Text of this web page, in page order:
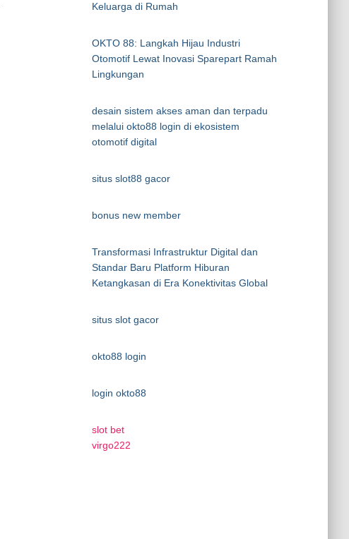
Keluarga di Rumah
OKTO 88: Langkah Hijau Industri
Otomotif Lewat Inovasi Sparepart Ramah
Lingkungan
desain sistem akses aman dan terpadu
melalui okto88 login di ekosistem
otomotif digital
situs slot88 gacor
bonus new member
Transformasi Infrastruktur Digital dan
Standar Baru Platform Hiburan
Ketangkasan di Era Konektivitas Global
situs slot gacor
okto88 login
login okto88
slot bet
virgo222